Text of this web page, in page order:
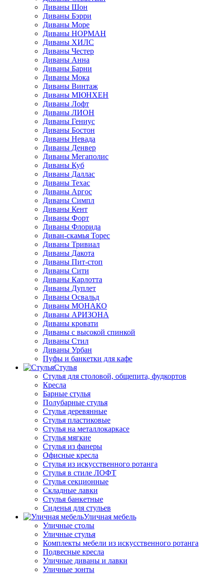
Диваны Шон
Диваны Бэрри
Диваны Море
Диваны НОРМАН
Диваны ХИЛС
Диваны Честер
Диваны Анна
Диваны Барни
Диваны Мока
Диваны Винтаж
Диваны МЮНХЕН
Диваны Лофт
Диваны ЛИОН
Диваны Гениус
Диваны Бостон
Диваны Невада
Диваны Денвер
Диваны Мегаполис
Диваны Куб
Диваны Даллас
Диваны Техас
Диваны Аргос
Диваны Симпл
Диваны Кент
Диваны Форт
Диваны Флорида
Диван-скамья Торес
Диваны Тривиал
Диваны Дакота
Диваны Пит-стоп
Диваны Сити
Диваны Карлотта
Диваны Дуплет
Диваны Освальд
Диваны МОНАКО
Диваны АРИЗОНА
Диваны кровати
Диваны с высокой спинкой
Диваны Стил
Диваны Урбан
Пуфы и банкетки для кафе
Стулья
Стулья для столовой, общепита, фудкортов
Кресла
Барные стулья
Полубарные стулья
Стулья деревянные
Стулья пластиковые
Стулья на металлокаркасе
Стулья мягкие
Стулья из фанеры
Офисные кресла
Стулья из искусственного ротанга
Стулья в стиле ЛОФТ
Стулья секционные
Складные лавки
Стулья банкетные
Сиденья для стульев
Уличная мебель
Уличные столы
Уличные стулья
Комплекты мебели из искусственного ротанга
Подвесные кресла
Уличные диваны и лавки
Уличные зонты